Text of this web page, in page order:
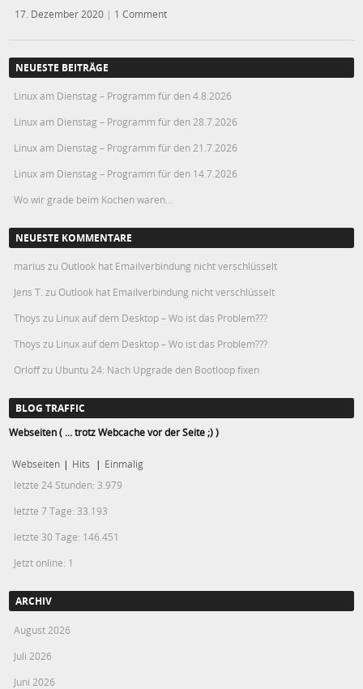
17. Dezember 2020 | 1 Comment
NEUESTE BEITRÄGE
Linux am Dienstag – Programm für den 4.8.2026
Linux am Dienstag – Programm für den 28.7.2026
Linux am Dienstag – Programm für den 21.7.2026
Linux am Dienstag – Programm für den 14.7.2026
Wo wir grade beim Kochen waren…
NEUESTE KOMMENTARE
marius zu Outlook hat Emailverbindung nicht verschlüsselt
Jens T. zu Outlook hat Emailverbindung nicht verschlüsselt
Thoys zu Linux auf dem Desktop – Wo ist das Problem???
Thoys zu Linux auf dem Desktop – Wo ist das Problem???
Orloffzu Ubuntu 24: Nach Upgrade den Bootloop fixen
BLOG TRAFFIC
Webseiten ( ... trotz Webcache vor der Seite ;) )
Webseiten | Hits | Einmalig
letzte 24 Stunden: 3.979
letzte 7 Tage: 33.193
letzte 30 Tage: 146.451
Jetzt online: 1
ARCHIV
August 2026
Juli 2026
Juni 2026